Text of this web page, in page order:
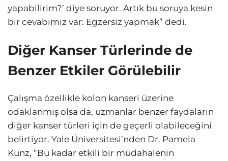
yapabilirim?’ diye soruyor. Artık bu soruya kesin
bir cevabımız var: Egzersiz yapmak” dedi.
Diğer Kanser Türlerinde de
Benzer Etkiler Görülebilir
Çalışma özellikle kolon kanseri üzerine
odaklanmış olsa da, uzmanlar benzer faydaların
diğer kanser türleri için de geçerli olabileceğini
belirtiyor. Yale Üniversitesi’nden Dr. Pamela
Kunz, “Bu kadar etkili bir müdahalenin